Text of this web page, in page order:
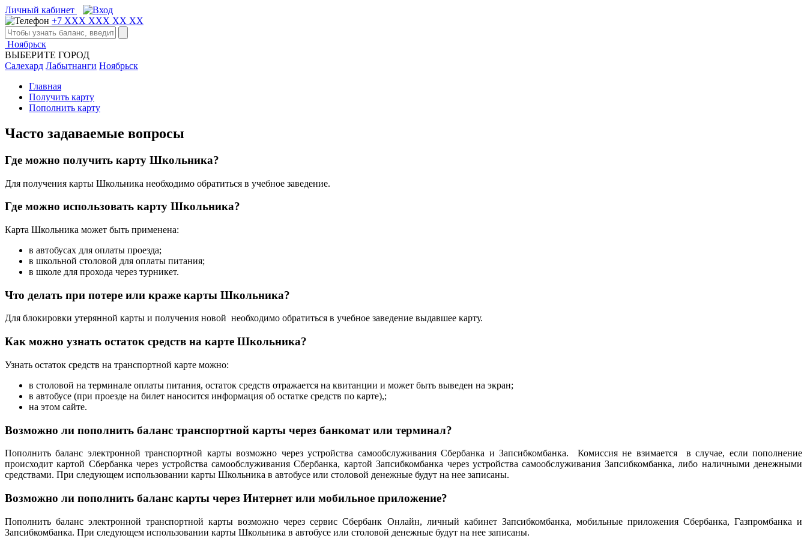
Личный кабинет
+7 XXX XXX XX XX
Ноябрьск
ВЫБЕРИТЕ ГОРОД
Салехард Лабытнанги Ноябрьск
Главная
Получить карту
Пополнить карту
Часто задаваемые вопросы
Где можно получить карту Школьника?
Для получения карты Школьника необходимо обратиться в учебное заведение.
Где можно использовать карту Школьника?
Карта Школьника может быть применена:
в автобусах для оплаты проезда;
в школьной столовой для оплаты питания;
в школе для прохода через турникет.
Что делать при потере или краже карты Школьника?
Для блокировки утерянной карты и получения новой необходимо обратиться в учебное заведение выдавшее карту.
Как можно узнать остаток средств на карте Школьника?
Узнать остаток средств на транспортной карте можно:
в столовой на терминале оплаты питания, остаток средств отражается на квитанции и может быть выведен на экран;
в автобусе (при проезде на билет наносится информация об остатке средств по карте),;
на этом сайте.
Возможно ли пополнить баланс транспортной карты через банкомат или терминал?
Пополнить баланс электронной транспортной карты возможно через устройства самообслуживания Сбербанка и Запсибкомбанка. Комиссия не взимается в случае, если пополнение
происходит картой Сбербанка через устройства самообслуживания Сбербанка, картой Запсибкомбанка через устройства самообслуживания Запсибкомбанка, либо наличными денежными
средствами. При следующем использовании карты Школьника в автобусе или столовой денежные будут на нее записаны.
Возможно ли пополнить баланс карты через Интернет или мобильное приложение?
Пополнить баланс электронной транспортной карты возможно через сервис Сбербанк Онлайн, личный кабинет Запсибкомбанка, мобильные приложения Сбербанка, Газпромбанка и
Запсибкомбанка. При следующем использовании карты Школьника в автобусе или столовой денежные будут на нее записаны.